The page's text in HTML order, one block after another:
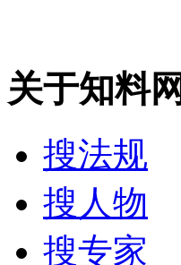
关于知料网
搜法规
搜人物
搜专家